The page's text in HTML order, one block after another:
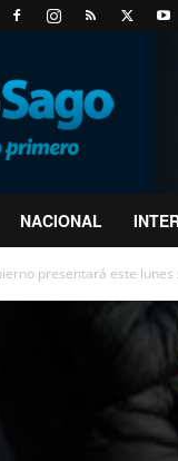
NACIONAL
presentará este lunes